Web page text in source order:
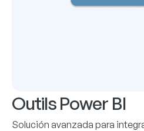
Outils Power BI
Solución avanzada para